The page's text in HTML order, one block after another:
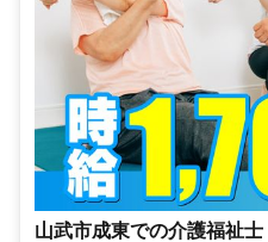
山武市成東での介護福祉士